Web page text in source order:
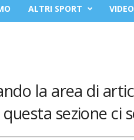
ALTRI SPORT VIDEO
la area di
questa sezione ci